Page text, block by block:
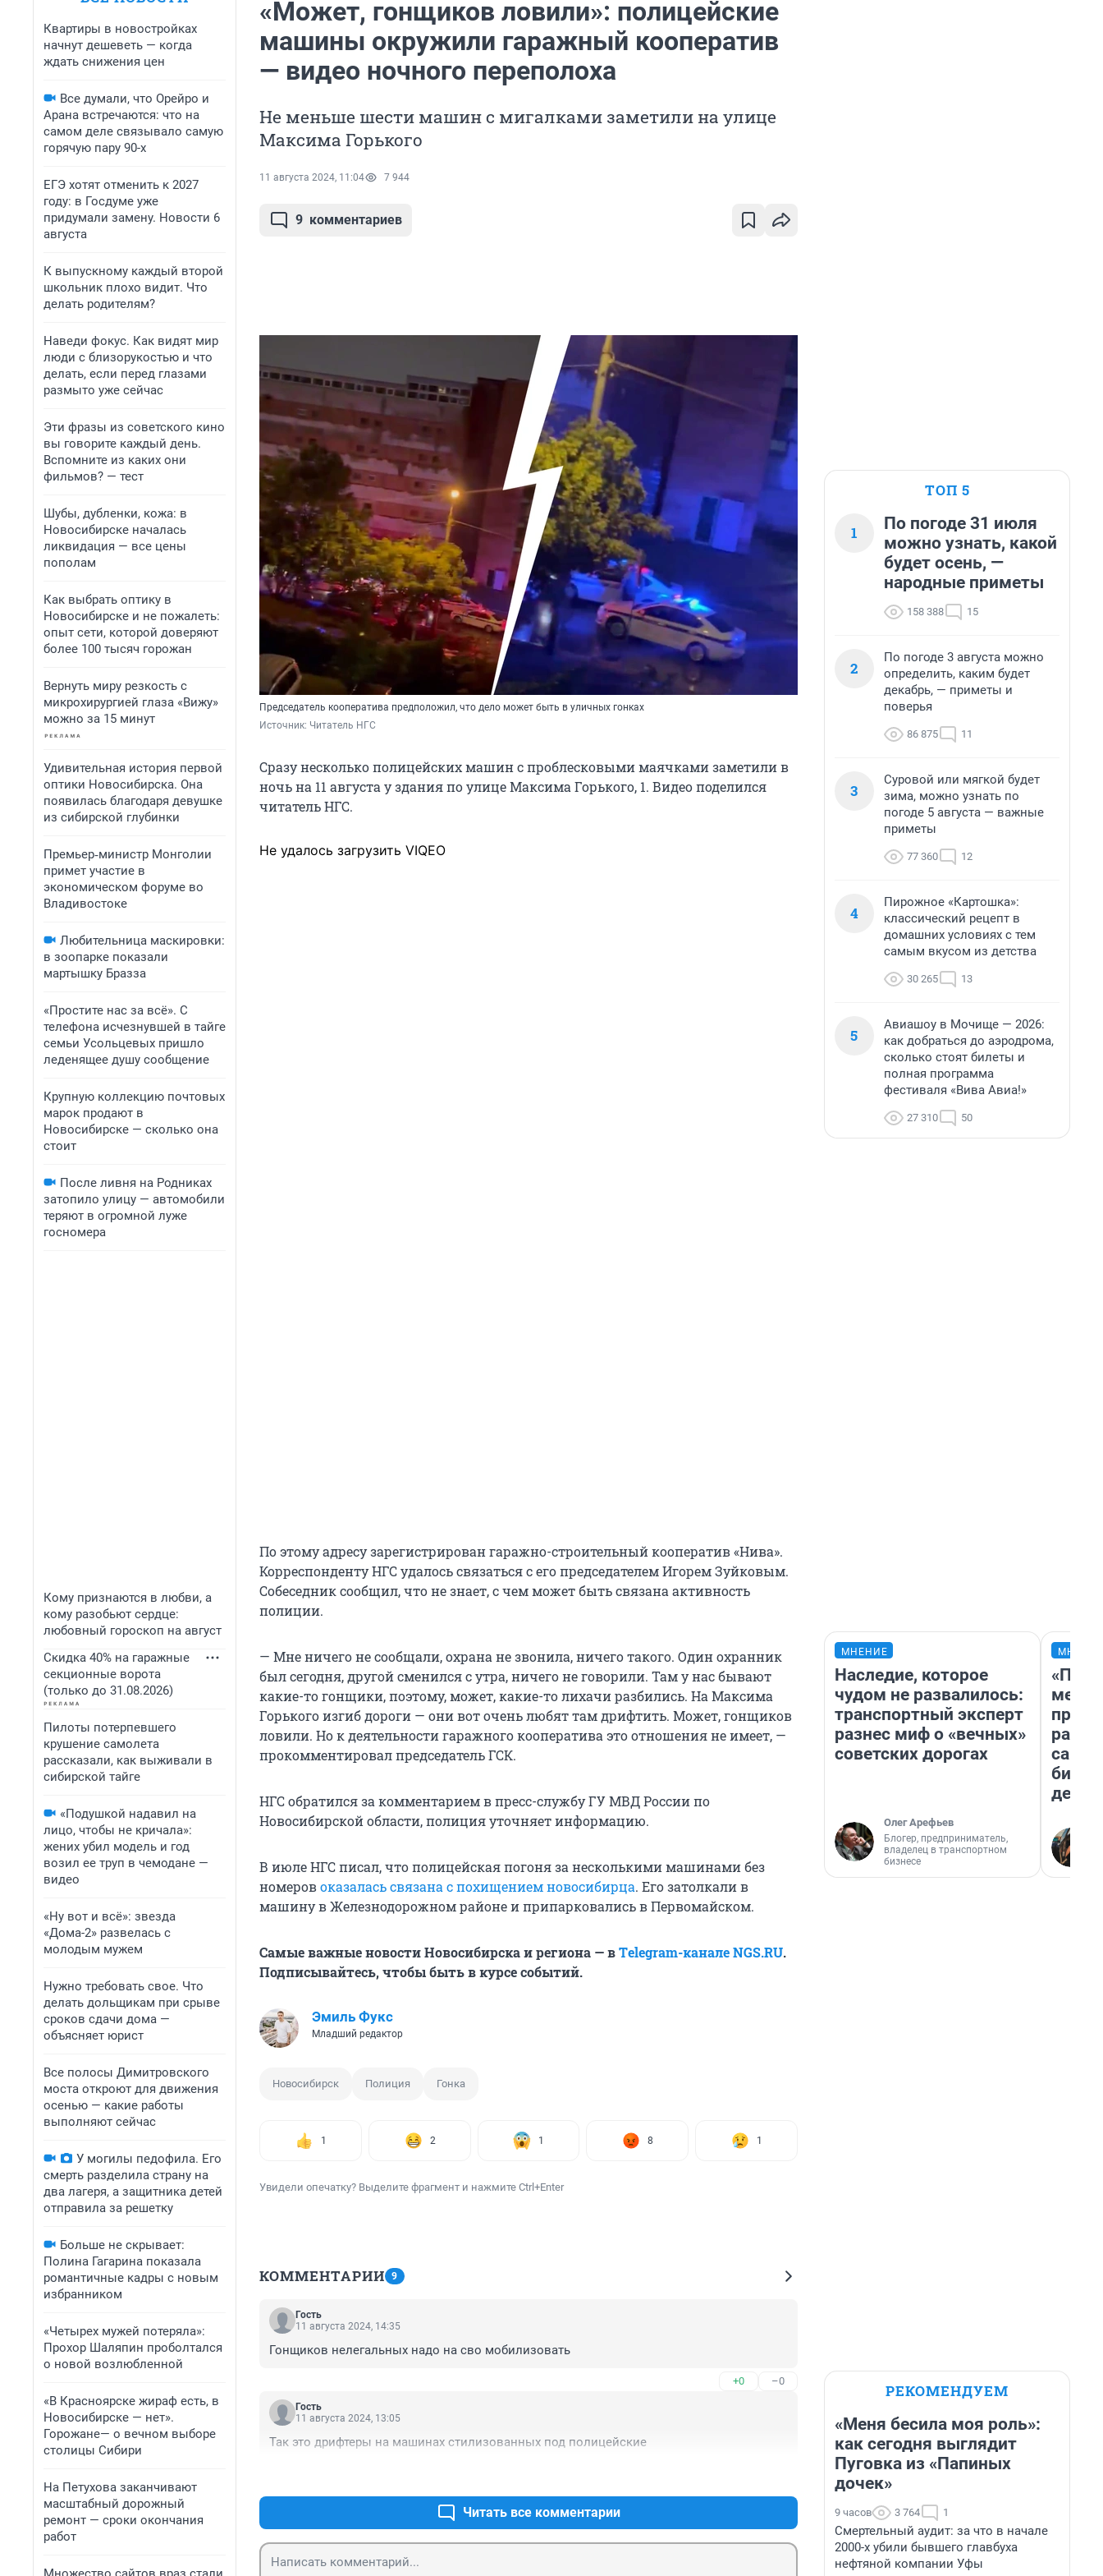
Квартиры в новостройках
начнут дешеветь — когда
ждать снижения цен
Все думали, что Орейро и
Арана встречаются: что на
самом деле связывало самую
горячую пару 90-х
ЕГЭ хотят отменить к 2027
году: в Госдуме уже
придумали замену. Новости 6
августа
К выпускному каждый второй
школьник плохо видит. Что
делать родителям?
Наведи фокус. Как видят мир
люди с близорукостью и что
делать, если перед глазами
размыто уже сейчас
Эти фразы из советского кино
вы говорите каждый день.
Вспомните из каких они
фильмов? — тест
Шубы, дубленки, кожа: в
Новосибирске началась
ликвидация — все цены
пополам
Как выбрать оптику в
Новосибирске и не пожалеть:
опыт сети, которой доверяют
более 100 тысяч горожан
Вернуть миру резкость с
микрохирургией глаза «Вижу»
можно за 15 минут
Удивительная история первой
оптики Новосибирска. Она
появилась благодаря девушке
из сибирской глубинки
Премьер‑министр Монголии
примет участие в
экономическом форуме во
Владивостоке
Любительница маскировки:
в зоопарке показали
мартышку Бразза
«Простите нас за всё». С
телефона исчезнувшей в тайге
семьи Усольцевых пришло
леденящее душу сообщение
Крупную коллекцию почтовых
марок продают в
Новосибирске — сколько она
стоит
После ливня на Родниках
затопило улицу — автомобили
теряют в огромной луже
госномера
Кому признаются в любви, а
кому разобьют сердце:
любовный гороскоп на август
Скидка 40% на гаражные
секционные ворота
(только до 31.08.2026)
Пилоты потерпевшего
крушение самолета
рассказали, как выживали в
сибирской тайге
«Подушкой надавил на
лицо, чтобы не кричала»:
жених убил модель и год
возил ее труп в чемодане —
видео
«Ну вот и всё»: звезда
«Дома-2» развелась с
молодым мужем
Нужно требовать свое. Что
делать дольщикам при срыве
сроков сдачи дома —
объясняет юрист
Все полосы Димитровского
моста откроют для движения
осенью — какие работы
выполняют сейчас
У могилы педофила. Его
смерть разделила страну на
два лагеря, а защитника детей
отправила за решетку
Больше не скрывает:
Полина Гагарина показала
романтичные кадры с новым
избранником
«Четырех мужей потеряла»:
Прохор Шаляпин проболтался
о новой возлюбленной
«В Красноярске жираф есть, в
Новосибирске — нет».
Горожане— о вечном выборе
столицы Сибири
На Петухова заканчивают
масштабный дорожный
ремонт — сроки окончания
работ
«Может, гонщиков ловили»: полицейские
машины окружили гаражный кооператив
— видео ночного переполоха
Не меньше шести машин с мигалками заметили на улице
Максима Горького
11 августа 2024, 11:04 7 944
9 комментариев
Председатель кооператива предположил, что дело может быть в уличных гонках
Источник: Читатель НГС
Сразу несколько полицейских машин с проблесковыми маячками заметили в
ночь на 11 августа у здания по улице Максима Горького, 1. Видео поделился
читатель НГС.
Не удалось загрузить VIQEO
По этому адресу зарегистрирован гаражно-строительный кооператив «Нива».
Корреспонденту НГС удалось связаться с его председателем Игорем Зуйковым.
Собеседник сообщил, что не знает, с чем может быть связана активность
полиции.
— Мне ничего не сообщали, охрана не звонила, ничего такого. Один охранник
был сегодня, другой сменился с утра, ничего не говорили. Там у нас бывают
какие-то гонщики, поэтому, может, какие-то лихачи разбились. На Максима
Горького изгиб дороги — они вот очень любят там дрифтить. Может, гонщиков
ловили. Но к деятельности гаражного кооператива это отношения не имеет, —
прокомментировал председатель ГСК.
НГС обратился за комментарием в пресс-службу ГУ МВД России по
Новосибирской области, полиция уточняет информацию.
В июле НГС писал, что полицейская погоня за несколькими машинами без
номеровоказалась связана с похищением новосибирца. Его затолкали в
машину в Железнодорожном районе и припарковались в Первомайском.
Самые важные новости Новосибирска и региона — вТelegram-канале NGS.RU.
Подписывайтесь, чтобы быть в курсе событий.
Эмиль Фукс
Младший редактор
Новосибирск Полиция Гонка
1 2 1 8 1
Увидели опечатку? Выделите фрагмент и нажмите Ctrl+Enter
КОММЕНТАРИИ 9
Гость
11 августа 2024, 14:35
Гонщиков нелегальных надо на сво мобилизовать
+0 –0
Гость
11 августа 2024, 13:05
Так это дрифтеры на машинах стилизованных под полицейские
Читать все комментарии
ТОП 5
1
По погоде 31 июля
можно узнать, какой
будет осень, —
народные приметы
158 388 15
2
По погоде 3 августа можно
определить, каким будет
декабрь, — приметы и
поверья
86 875 11
3
Суровой или мягкой будет
зима, можно узнать по
погоде 5 августа — важные
приметы
77 360 12
4
Пирожное «Картошка»:
классический рецепт в
домашних условиях с тем
самым вкусом из детства
30 265 13
5
Авиашоу в Мочище — 2026:
как добраться до аэродрома,
сколько стоят билеты и
полная программа
фестиваля «Вива Авиа!»
27 310 50
МНЕНИЕ
Наследие, которое
чудом не развалилось:
транспортный эксперт
разнес миф о «вечных»
советских дорогах
Олег Арефьев
Блогер, предприниматель,
владелец в транспортном
бизнесе
РЕКОМЕНДУЕМ
«Меня бесила моя роль»:
как сегодня выглядит
Пуговка из «Папиных
дочек»
9 часов 3 764 1
Смертельный аудит: за что в начале
2000-х убили бывшего главбуха
нефтяной компании Уфы